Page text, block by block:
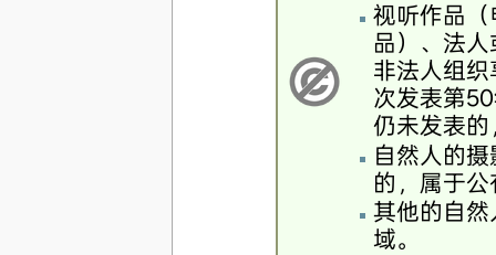
视听作品
品）、法
非法人组
次发表第
仍未发表
自然人的
的，属于
其他的自
域。